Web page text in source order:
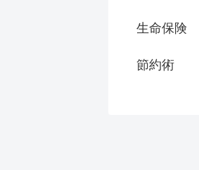
生命保険
節約術